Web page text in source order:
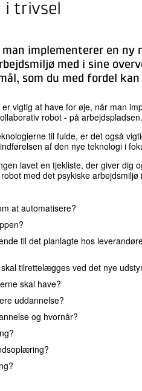
i trivsel
implementerer en ny
med i sine
som du med fordel
vigtig at have for øje, når man
robot - på arbejdspladsen.
til fulde, er det også
af den nye teknologi i
lavet en tjekliste, der giver dig
med det psykiske arbejdsmiljø
at automatisere?
til det planlagte hos
tilrettelægges ved det nye
skal have?
uddannelse?
og hvornår?